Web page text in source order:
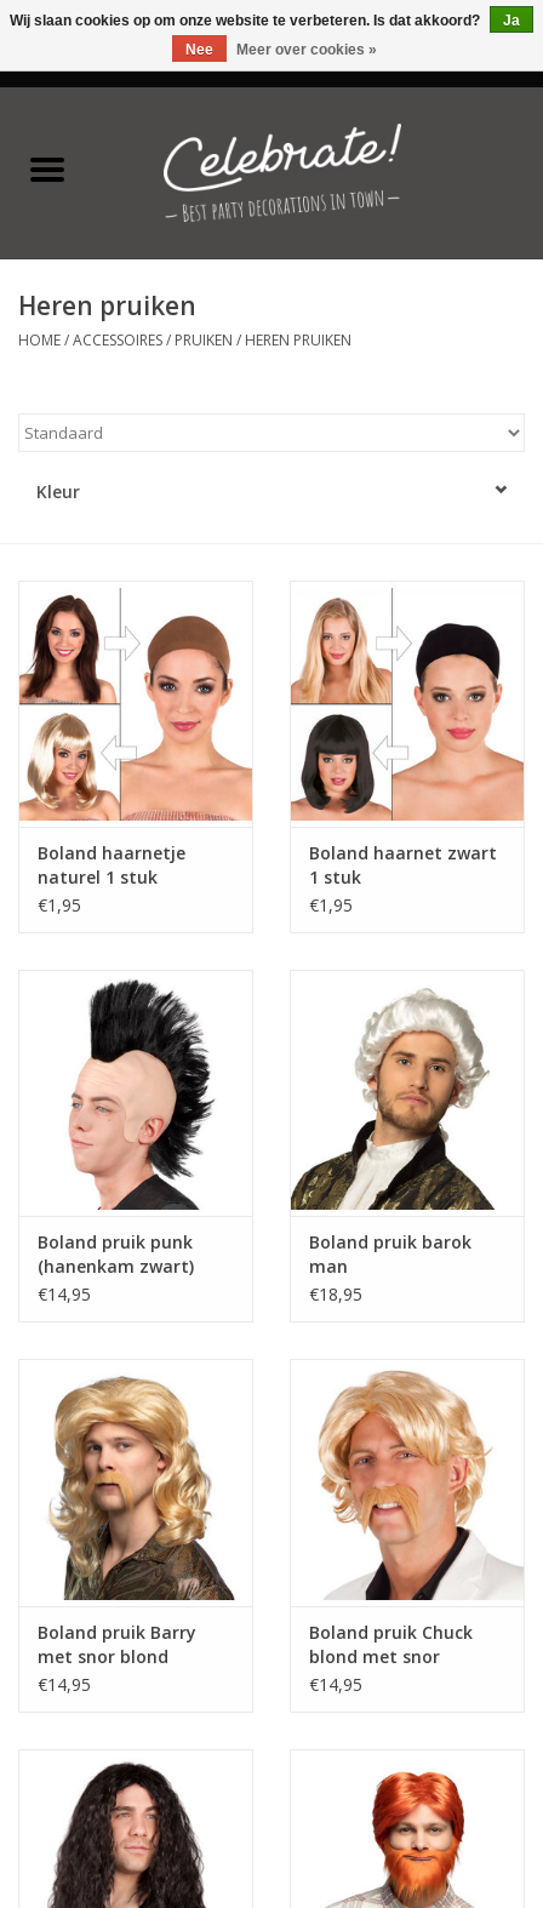
Latex ballonnen
Folie ballonnen
Verjaardag thema's
Cadeaus
Schmink&beauty
Accessoires
Heren pruiken
HOME/ACCESSOIRES/ PRUIKEN / HEREN PRUIKEN
Kleur
Boland haarnetje
naturel 1 stuk
€1,95
Boland haarnet zwart
1 stuk
€1,95
Boland pruik punk
(hanenkam zwart)
€14,95
Boland pruik barok
man
€18,95
Boland pruik Barry
met snor blond
€14,95
Boland pruik Chuck
blond met snor
€14,95
Wij slaan cookies op om onze website te verbeteren. Is dat akkoord?
Ja
Nee
Meer over cookies »